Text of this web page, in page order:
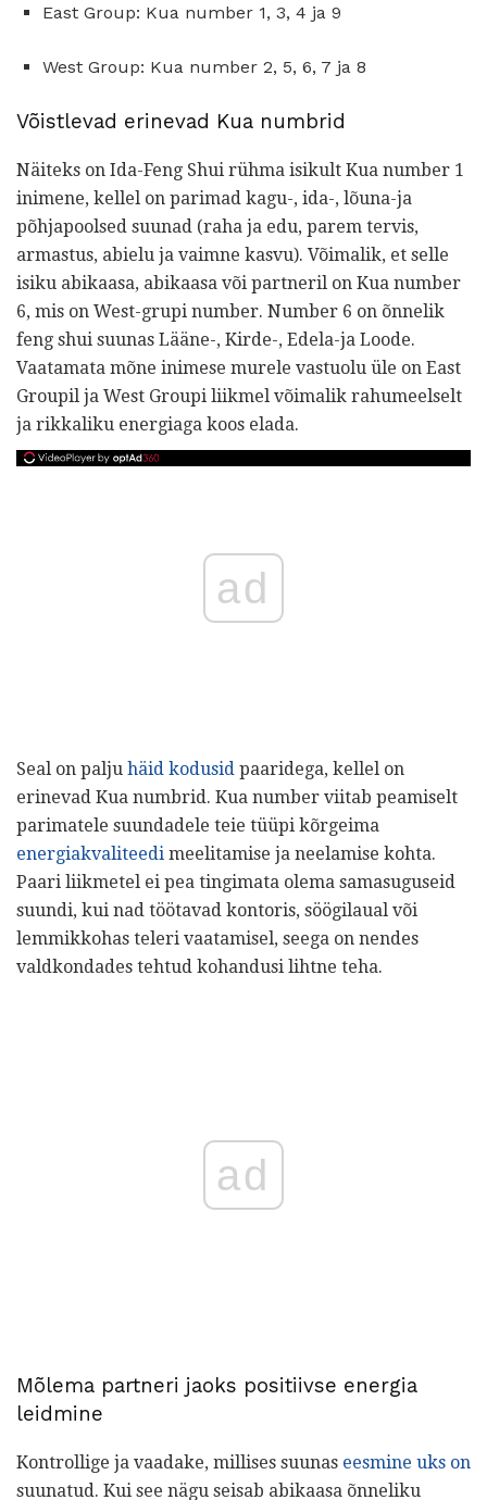
East Group: Kua number 1, 3, 4 ja 9
West Group: Kua number 2, 5, 6, 7 ja 8
Võistlevad erinevad Kua numbrid
Näiteks on Ida-Feng Shui rühma isikult Kua number 1
inimene, kellel on parimad kagu-, ida-, lõuna-ja
põhjapoolsed suunad (raha ja edu, parem tervis,
armastus, abielu ja vaimne kasvu). Võimalik, et selle
isiku abikaasa, abikaasa või partneril on Kua number
6, mis on West-grupi number. Number 6 on õnnelik
feng shui suunas Lääne-, Kirde-, Edela-ja Loode.
Vaatamata mõne inimese murele vastuolu üle on East
Groupil ja West Groupi liikmel võimalik rahumeelselt
ja rikkaliku energiaga koos elada.
ad
Seal on palju häid kodusid paaridega, kellel on
erinevad Kua numbrid. Kua number viitab peamiselt
parimatele suundadele teie tüüpi kõrgeima
energiakvaliteedi meelitamise ja neelamise kohta.
Paari liikmetel ei pea tingimata olema samasuguseid
suundi, kui nad töötavad kontoris, söögilaual või
lemmikkohas teleri vaatamisel, seega on nendes
valdkondades tehtud kohandusi lihtne teha.
ad
Mõlema partneri jaoks positiivse energia
leidmine
Kontrollige ja vaadake, millises suunas eesmine uks on
suunatud. Kui see nägu seisab abikaasa õnneliku